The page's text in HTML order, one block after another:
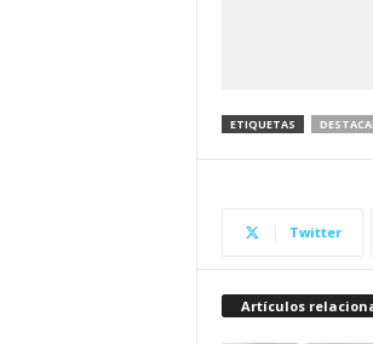
ETIQUETAS
Twitter
Artículos